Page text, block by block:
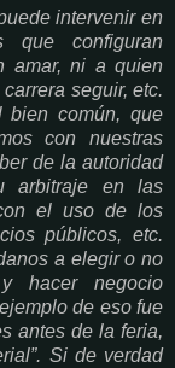
intervenir en
que configuran
amar, ni a quien
seguir, etc.
bien común, que
con nuestras
de la autoridad
arbitraje en las
el uso de los
públicos, etc.
a elegir o no
hacer negocio
de eso fue
antes de la feria,
Si de verdad